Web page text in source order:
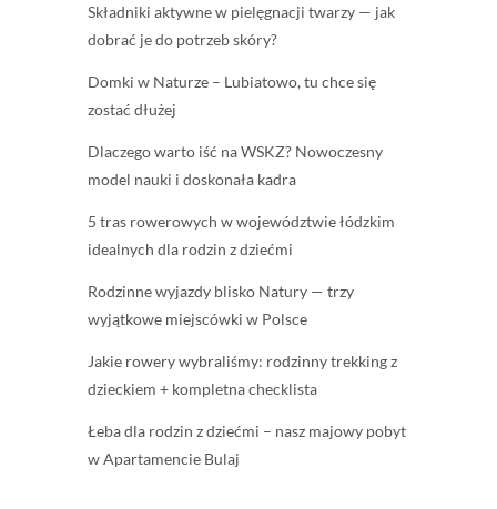
Składniki aktywne w pielęgnacji twarzy — jak
dobrać je do potrzeb skóry?
Domki w Naturze – Lubiatowo, tu chce się
zostać dłużej
Dlaczego warto iść na WSKZ? Nowoczesny
model nauki i doskonała kadra
5 tras rowerowych w województwie łódzkim
idealnych dla rodzin z dziećmi
Rodzinne wyjazdy blisko Natury — trzy
wyjątkowe miejscówki w Polsce
Jakie rowery wybraliśmy: rodzinny trekking z
dzieckiem + kompletna checklista
Łeba dla rodzin z dziećmi – nasz majowy pobyt
w Apartamencie Bulaj